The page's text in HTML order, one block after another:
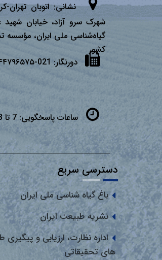
نشانی:اتوبان
شهرک سرو آزاد، خیابان شهید
گیاه‌شناسی ملی ایران، مؤسسه
كشور
دورنگار: 021-۴۴۷۹۶۵۷۵
ساعات پاسخگویی: 7 تا 13
دسترسی سریع
باغ گیاه شناسی ملی ایران
نشریه طبیعت ایران
اداره نظارت، ارزیابی و پیگیری
های تحقیقاتی